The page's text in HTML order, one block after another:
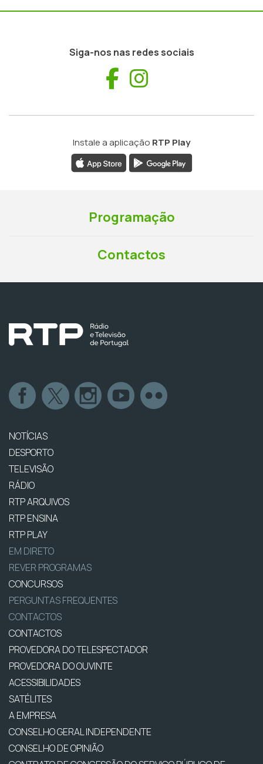
Siga-nos nas redes sociais
Facebook
Instale a aplicação RTP Play
Programação
Contactos
NOTÍCIAS
DESPORTO
TELEVISÃO
RÁDIO
RTP ARQUIVOS
RTP ENSINA
RTP PLAY
EM DIRETO
REVER PROGRAMAS
CONCURSOS
PERGUNTAS FREQUENTES
CONTACTOS
CONTACTOS
PROVEDORA DO TELESPECTADOR
PROVEDORA DO OUVINTE
ACESSIBILIDADES
SATÉLITES
A EMPRESA
CONSELHO GERAL INDEPENDENTE
CONSELHO DE OPINIÃO